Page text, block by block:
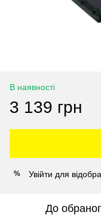
В наявності
3 139 грн
% Увійти для
До